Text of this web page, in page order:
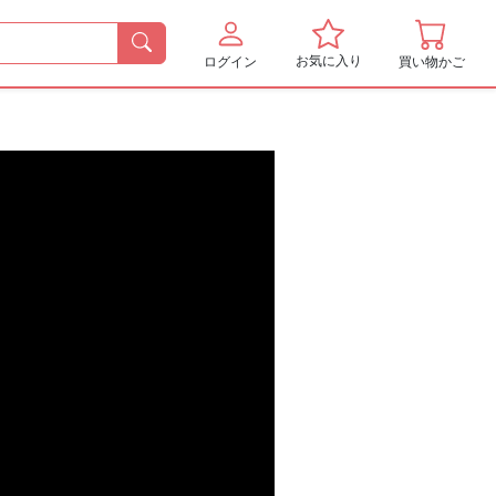
ログイン お気に入り 買い物かご